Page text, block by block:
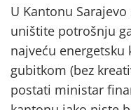
U Kantonu
uništite potrošnju
najveću
gubitkom (bez
postati ministar